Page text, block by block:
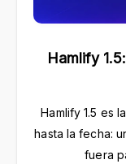
Hamlify
Hamlify 1.5 es
hasta la fecha:
fuera